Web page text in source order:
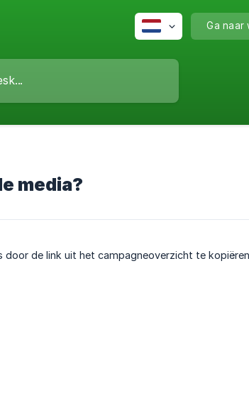
Ga naar
media?
de link uit het campagneoverzicht te